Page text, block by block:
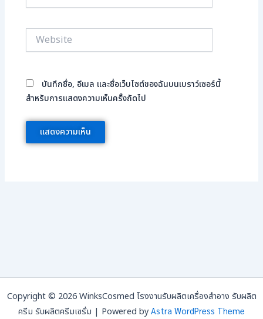
Website
บันทึกชื่อ, อีเมล และชื่อเว็บไซต์ของฉันบนเบราว์เซอร์นี้
สำหรับการแสดงความเห็นครั้งถัดไป
Copyright © 2026 WinksCosmed โรงงานรับผลิตเครื่องสำอาง รับผลิต
ครีม รับผลิตครีมเซรั่ม | Powered by Astra WordPress Theme